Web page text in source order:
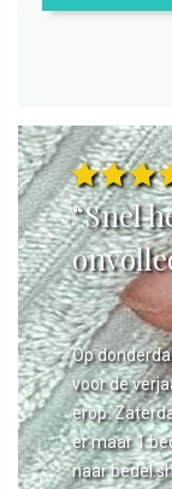
“Snel
Op
voor de
erop.
er maar 1
naar